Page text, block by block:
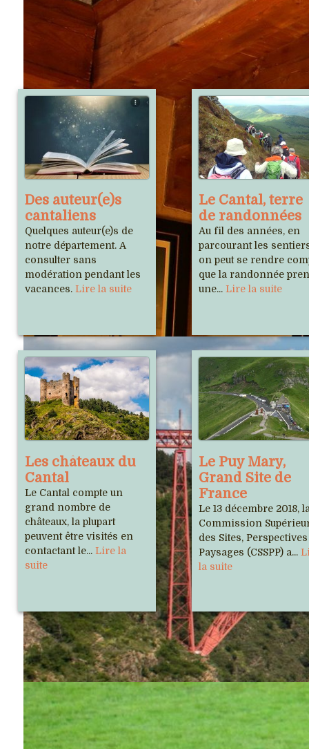
poster un commentaires
Des auteur(e)s
cantaliens
Quelques auteur(e)s de
notre département. A
consulter sans
modération pendant les
vacances.Lire la suite
Le Cantal, terre
de randonnées
Au fil des années, en
parcourant les
on peut se rendre
que la randonnée
une...Lire la suite
Les châteaux du
Cantal
Le Cantal compte un
grand nombre de
châteaux, la plupart
peuvent être visités en
contactant le...Lire la
suite
Le Puy Mary,
Grand Site de
France
Le 13 décembre 2018,
Commission
des Sites, Perspectives
Paysages (CSSPP) a...
la suite
Notre association Sites
Musée